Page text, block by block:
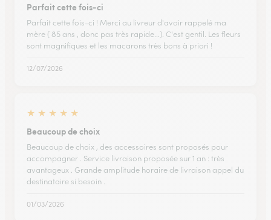
Parfait cette fois-ci
Parfait cette fois-ci ! Merci au livreur d'avoir rappelé ma
mère ( 85 ans , donc pas très rapide...). C'est gentil. Les fleurs
sont magnifiques et les macarons très bons à priori !
12/07/2026
★ ★ ★ ★ ★
Beaucoup de choix
Beaucoup de choix , des accessoires sont proposés pour
accompagner . Service livraison proposée sur 1 an : très
avantageux . Grande amplitude horaire de livraison appel du
destinataire si besoin .
01/03/2026